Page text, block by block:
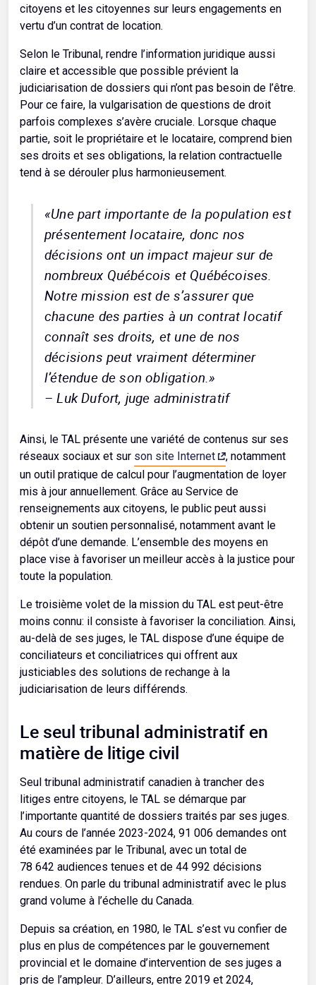
citoyens et les citoyennes sur leurs engagements en
vertu d’un contrat de location.
Selon le Tribunal, rendre l’information juridique aussi
claire et accessible que possible prévient la
judiciarisation de dossiers qui n’ont pas besoin de l’être.
Pour ce faire, la vulgarisation de questions de droit
parfois complexes s’avère cruciale. Lorsque chaque
partie, soit le propriétaire et le locataire, comprend bien
ses droits et ses obligations, la relation contractuelle
tend à se dérouler plus harmonieusement.
«Une part importante de la population est
présentement locataire, donc nos
décisions ont un impact majeur sur de
nombreux Québécois et Québécoises.
Notre mission est de s’assurer que
chacune des parties à un contrat locatif
connaît ses droits, et une de nos
décisions peut vraiment déterminer
l’étendue de son obligation.»
– Luk Dufort, juge administratif
Ainsi, le TAL présente une variété de contenus sur ses
réseaux sociaux et sur son site Internet
, notamment
un outil pratique de calcul pour l’augmentation de loyer
mis à jour annuellement. Grâce au Service de
renseignements aux citoyens, le public peut aussi
obtenir un soutien personnalisé, notamment avant le
dépôt d’une demande. L’ensemble des moyens en
place vise à favoriser un meilleur accès à la justice pour
toute la population.
Le troisième volet de la mission du TAL est peut-être
moins connu: il consiste à favoriser la conciliation. Ainsi,
au-delà de ses juges, le TAL dispose d’une équipe de
conciliateurs et conciliatrices qui offrent aux
justiciables des solutions de rechange à la
judiciarisation de leurs différends.
Le seul tribunal administratif en
matière de litige civil
Seul tribunal administratif canadien à trancher des
litiges entre citoyens, le TAL se démarque par
l’importante quantité de dossiers traités par ses juges.
Au cours de l’année 2023-2024, 91 006 demandes ont
été examinées par le Tribunal, avec un total de
78 642 audiences tenues et de 44 992 décisions
rendues. On parle du tribunal administratif avec le plus
grand volume à l’échelle du Canada.
Depuis sa création, en 1980, le TAL s’est vu confier de
plus en plus de compétences par le gouvernement
provincial et le domaine d’intervention de ses juges a
pris de l’ampleur. D’ailleurs, entre 2019 et 2024,